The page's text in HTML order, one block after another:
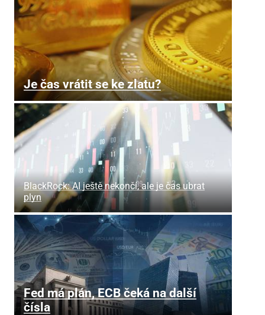
Je čas vrátit se ke zlatu?
BlackRock: AI ještě nekončí, ale je čas ubrat
plyn
Fed má plán, ECB čeká na další
čísla